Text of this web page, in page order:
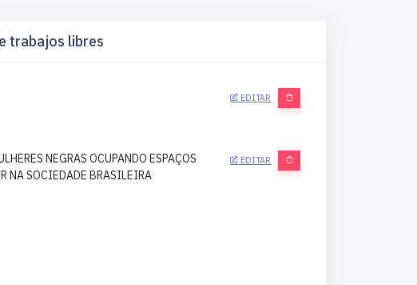
trabajos libres
EDITAR
NEGRAS OCUPANDO ESPAÇOS
NA SOCIEDADE BRASILEIRA
EDITAR